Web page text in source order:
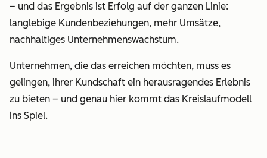
– und das Ergebnis ist Erfolg auf der ganzen Linie:
langlebige Kundenbeziehungen, mehr Umsätze,
nachhaltiges Unternehmenswachstum.
Unternehmen, die das erreichen möchten, muss es
gelingen, ihrer Kundschaft ein herausragendes Erlebnis
zu bieten – und genau hier kommt das Kreislaufmodell
ins Spiel.